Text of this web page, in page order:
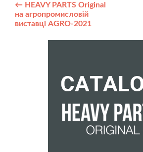
Post
navigation
← HEAVY PARTS Original
на агропромисловій
виставці AGRO-2021